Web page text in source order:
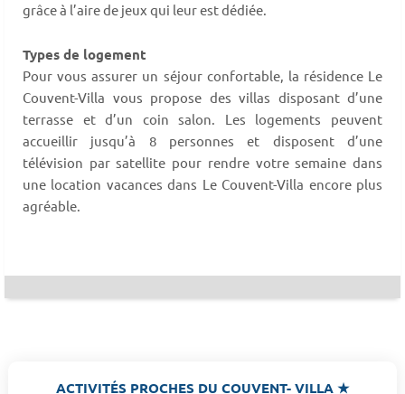
grâce à l’aire de jeux qui leur est dédiée.
Types de logement
Pour vous assurer un séjour confortable, la résidence Le
Couvent-Villa vous propose des villas disposant d’une
terrasse et d’un coin salon. Les logements peuvent
accueillir jusqu’à 8 personnes et disposent d’une
télévision par satellite pour rendre votre semaine dans
une location vacances dans Le Couvent-Villa encore plus
agréable.
ACTIVITÉS PROCHES DU COUVENT- VILLA ★